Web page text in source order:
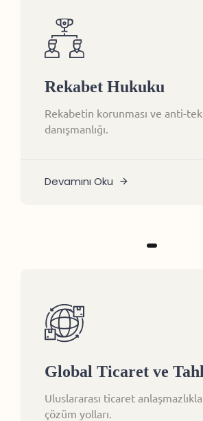
Rekabet Hukuku
Rekabetin korunması ve anti-
danışmanlığı.
Devamını Oku
Global Ticaret ve
Uluslararası ticaret
çözüm yolları.